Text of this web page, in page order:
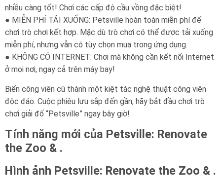
nhiều càng tốt! Chơi các cấp độ cầu vồng đặc biệt!
● MIỄN PHÍ TẢI XUỐNG: Petsville hoàn toàn miễn phí để
chơi trò chơi kết hợp. Mặc dù trò chơi có thể được tải xuống
miễn phí, nhưng vẫn có tùy chọn mua trong ứng dụng.
● KHÔNG CÓ INTERNET: Chơi mà không cần kết nối Internet
ở mọi nơi, ngay cả trên máy bay!
Biến công viên cũ thành một kiệt tác nghệ thuật công viên
độc đáo. Cuộc phiêu lưu sắp đến gần, hãy bắt đầu chơi trò
chơi giải đố “Petsville” ngay bây giờ!
Tính năng mới của Petsville: Renovate
the Zoo & .
Hình ảnh Petsville: Renovate the Zoo & .